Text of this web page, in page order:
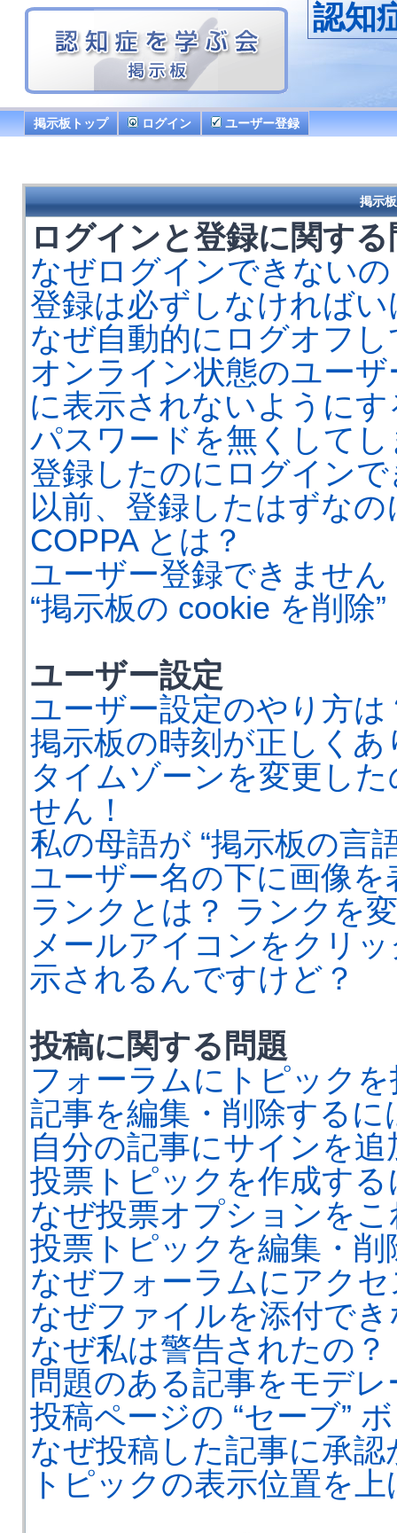
認知
掲示板トップ ログイン ユーザー登録
掲示
ログインと登録に関する
なぜログインできない
登録は必ずしなければ
なぜ自動的にログオフ
オンライン状態のユー
に表示されないように
パスワードを無くして
登録したのにログイン
以前、登録したはずな
COPPA とは？
ユーザー登録できません
“掲示板の cookie を削除
ユーザー設定
ユーザー設定のやり方は
掲示板の時刻が正しくあ
タイムゾーンを変更し
せん！
私の母語が “掲示板の言
ユーザー名の下に画像
ランクとは？ ランクを
メールアイコンをクリ
示されるんですけど？
投稿に関する問題
フォーラムにトピック
記事を編集・削除するに
自分の記事にサインを
投票トピックを作成する
なぜ投票オプションを
投票トピックを編集・
なぜフォーラムにアク
なぜファイルを添付で
なぜ私は警告されたの？
問題のある記事をモデ
投稿ページの “セーブ”
なぜ投稿した記事に承
トピックの表示位置を